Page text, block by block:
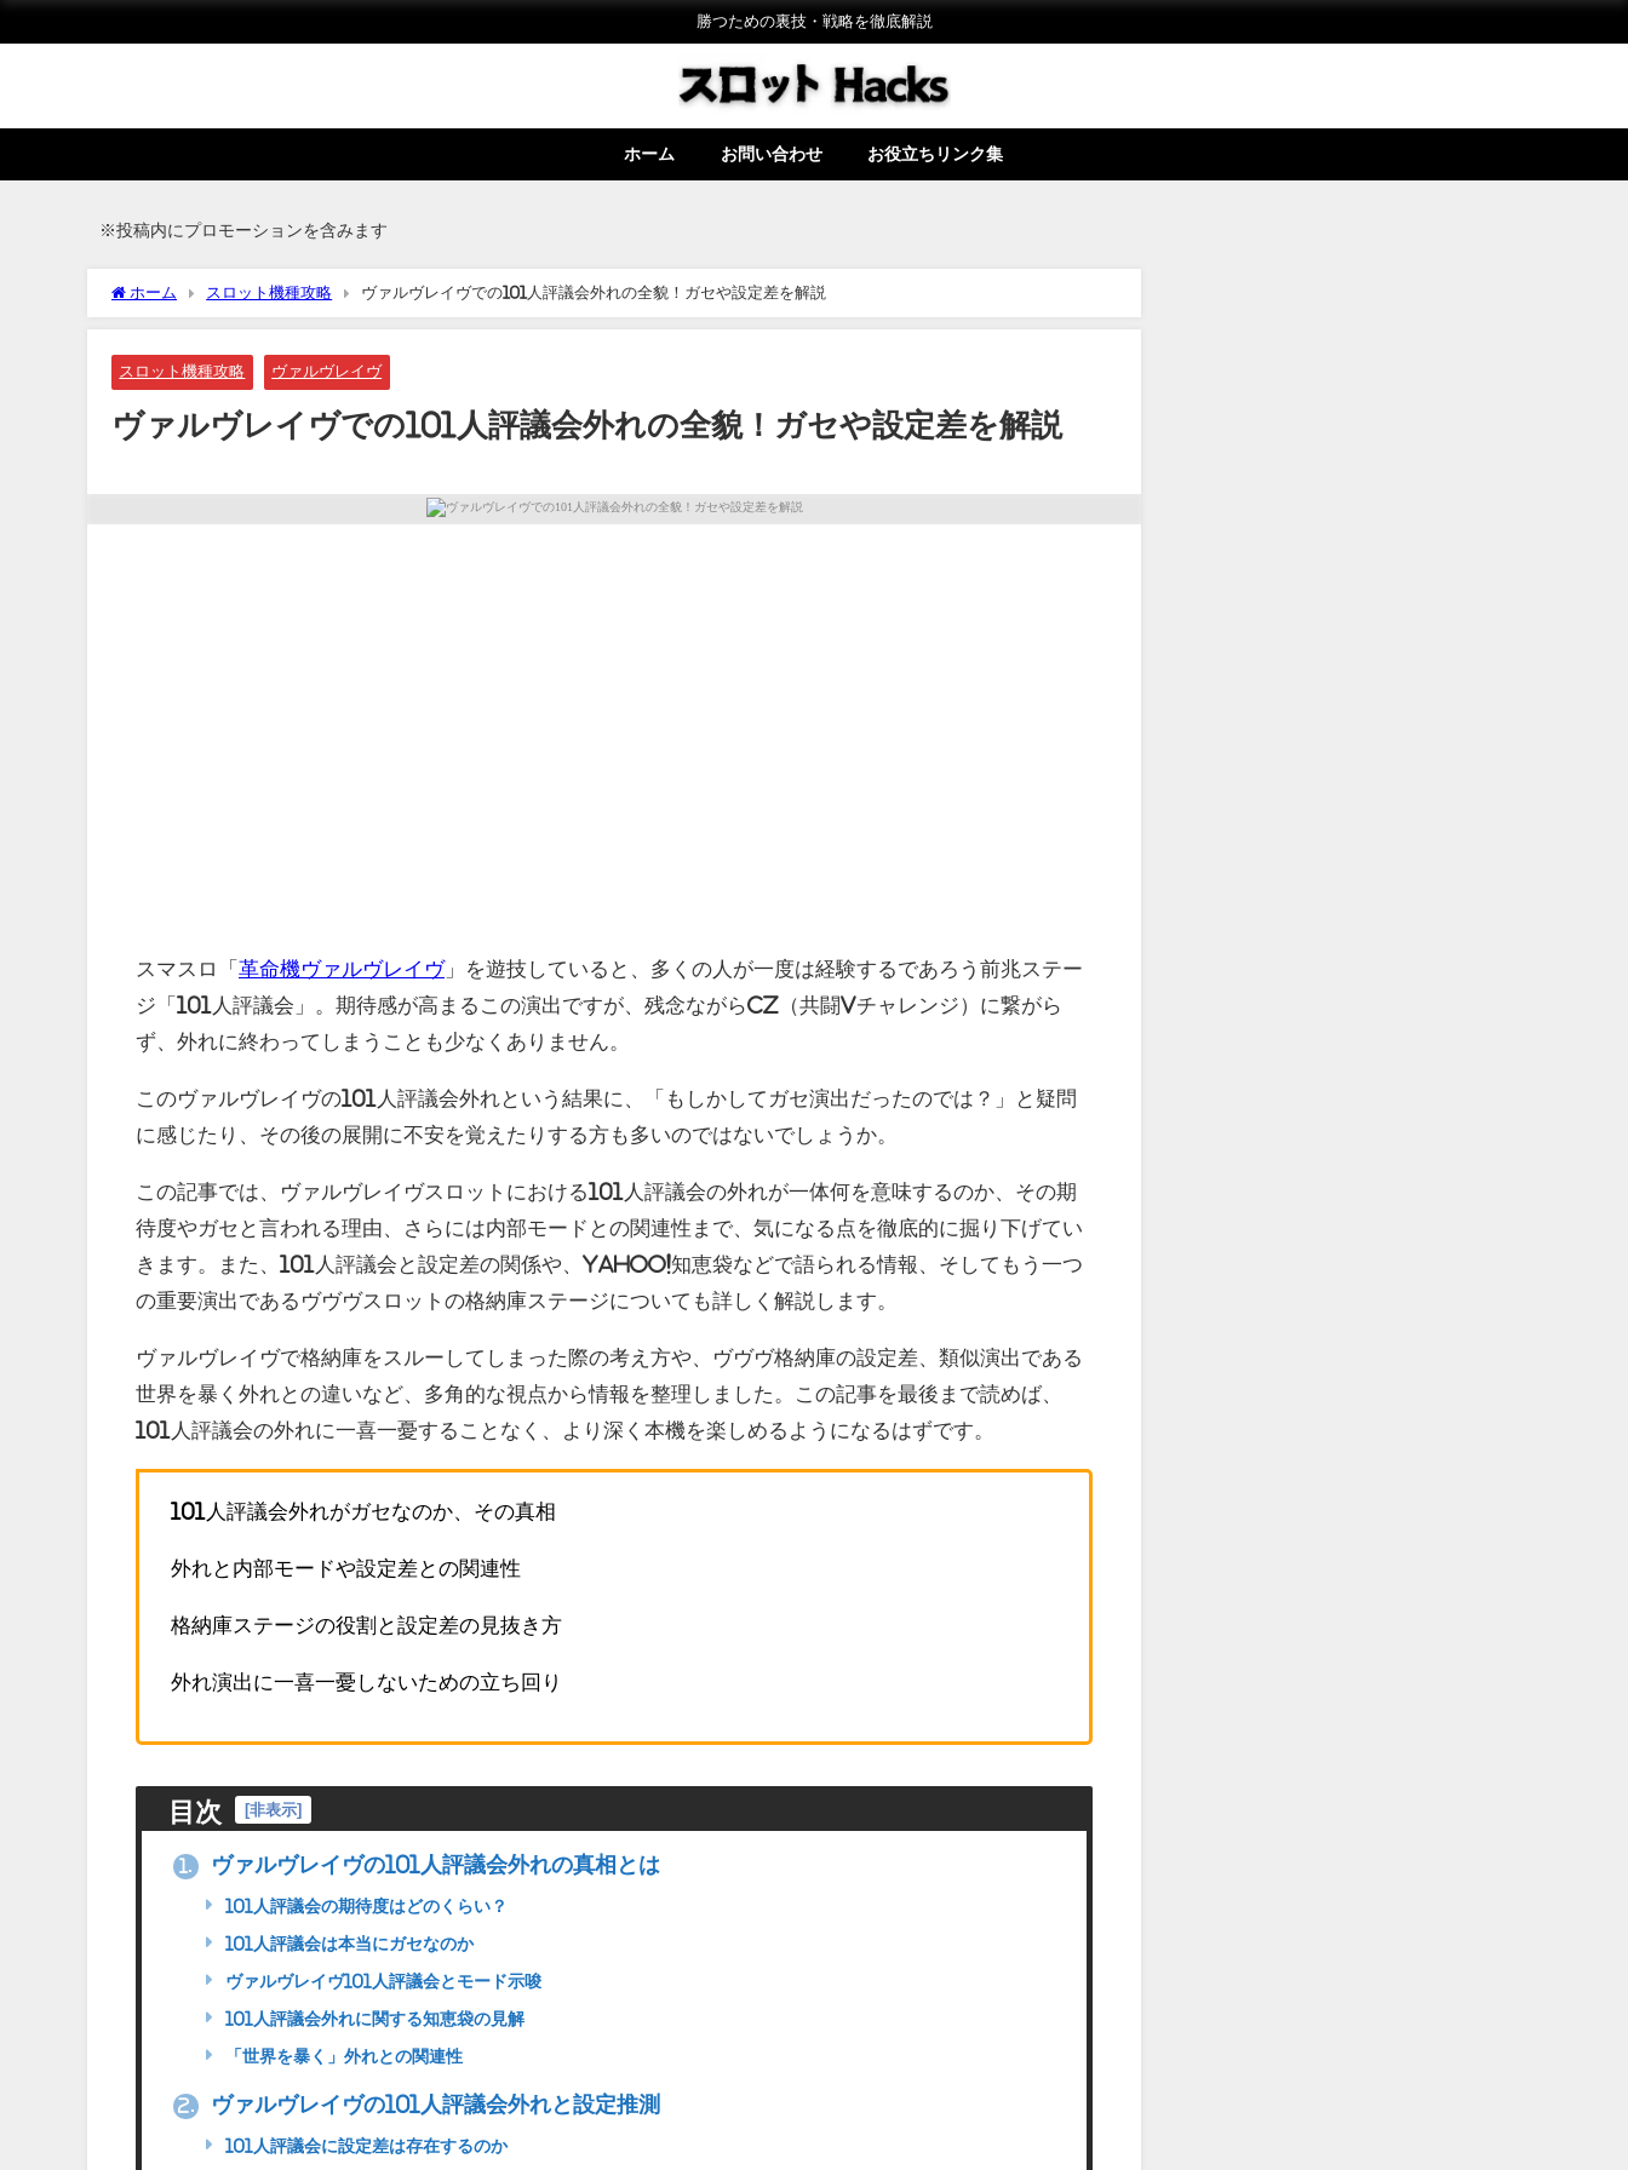
勝つための裏技・戦略を徹底解説
ホーム お問い合わせ お役立ちリンク集
※投稿内にプロモーションを含みます
ホーム スロット機種攻略 ヴァルヴレイヴでの101人評議会外れの全貌！ガセや設定差を解説
スロット機種攻略 ヴァルヴレイヴ
ヴァルヴレイヴでの101人評議会外れの全貌！ガセや設定差を解説
スマスロ「 革命機ヴァルヴレイヴ」を遊技していると、多くの人が一度は経験するであろう前兆ステー
ジ「101人評議会」。期待感が高まるこの演出ですが、残念ながらCZ（共闘Vチャレンジ）に繋がら
ず、外れに終わってしまうことも少なくありません。
このヴァルヴレイヴの101人評議会外れという結果に、「もしかしてガセ演出だったのでは？」と疑問
に感じたり、その後の展開に不安を覚えたりする方も多いのではないでしょうか。
この記事では、ヴァルヴレイヴスロットにおける101人評議会の外れが一体何を意味するのか、その期
待度やガセと言われる理由、さらには内部モードとの関連性まで、気になる点を徹底的に掘り下げてい
きます。また、101人評議会と設定差の関係や、Yahoo!知恵袋などで語られる情報、そしてもう一つ
の重要演出であるヴヴヴスロットの格納庫ステージについても詳しく解説します。
ヴァルヴレイヴで格納庫をスルーしてしまった際の考え方や、ヴヴヴ格納庫の設定差、類似演出である
世界を暴く外れとの違いなど、多角的な視点から情報を整理しました。この記事を最後まで読めば、
101人評議会の外れに一喜一憂することなく、より深く本機を楽しめるようになるはずです。
101人評議会外れがガセなのか、その真相
外れと内部モードや設定差との関連性
格納庫ステージの役割と設定差の見抜き方
外れ演出に一喜一憂しないための立ち回り
目次 [非表示]
1. ヴァルヴレイヴの101人評議会外れの真相とは
101人評議会の期待度はどのくらい？
101人評議会は本当にガセなのか
ヴァルヴレイヴ101人評議会とモード示唆
101人評議会外れに関する知恵袋の見解
「世界を暴く」外れとの関連性
2. ヴァルヴレイヴの101人評議会外れと設定推測
101人評議会に設定差は存在するのか